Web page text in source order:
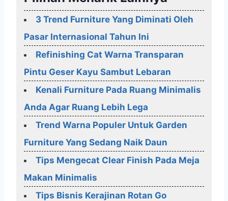
3 Trend Furniture Yang Diminati Oleh
Pasar Internasional Tahun Ini
Refinishing Cat Warna Transparan
Pintu Geser Kayu Sambut Lebaran
Kenali Furniture Pada Ruang Minimalis
Anda Agar Ruang Lebih Lega
Trend Warna Populer Untuk Garden
Furniture Yang Sedang Naik Daun
Tips Mengecat Clear Finish Pada Meja
Makan Minimalis
Tips Bisnis Kerajinan Rotan Go